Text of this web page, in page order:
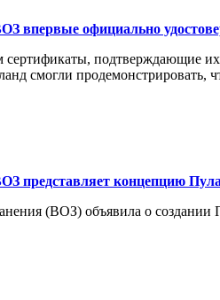
впервые официально
подтверждающие
смогли продемонстрировать,
представляет концепцию
(ВОЗ) объявила о